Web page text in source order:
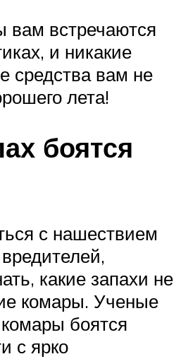
вам встречаются
и никакие
средства вам не
лета!
боятся
с нашествием
какие запахи не
комары. Ученые
боятся
с ярко